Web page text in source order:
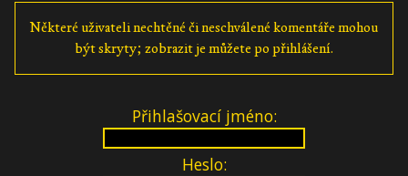
Některé uživateli nechtěné či neschválené komentáře mohou
být skryty; zobrazit je můžete po přihlášení.
Přihlašovací jméno:
Heslo: